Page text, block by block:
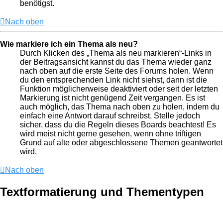
benötigst.
Nach oben
Wie markiere ich ein Thema als neu?
Durch Klicken des „Thema als neu markieren“-Links in
der Beitragsansicht kannst du das Thema wieder ganz
nach oben auf die erste Seite des Forums holen. Wenn
du den entsprechenden Link nicht siehst, dann ist die
Funktion möglicherweise deaktiviert oder seit der letzten
Markierung ist nicht genügend Zeit vergangen. Es ist
auch möglich, das Thema nach oben zu holen, indem du
einfach eine Antwort darauf schreibst. Stelle jedoch
sicher, dass du die Regeln dieses Boards beachtest! Es
wird meist nicht gerne gesehen, wenn ohne triftigen
Grund auf alte oder abgeschlossene Themen geantwortet
wird.
Nach oben
Textformatierung und Thementypen